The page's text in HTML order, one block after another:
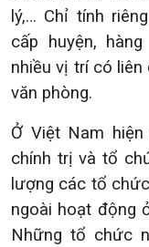
lý,… Chỉ tính
cấp huyện,
nhiều vị trí có liên
văn phòng.
Ở Việt Nam
chính trị và tổ
lượng các tổ
ngoài hoạt động
Những tổ chức